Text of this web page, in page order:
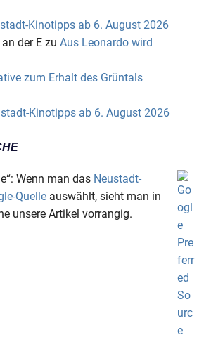
Kinotipps ab 6. August 2026
der Ezu Aus Leonardo wird
zum Erhalt des Grüntals
Kinotipps ab 6. August 2026
Wenn man das Neustadt-
Quelle auswählt, sieht man in
unsere Artikel vorrangig.